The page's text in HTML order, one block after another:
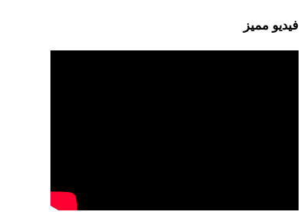
فيديو مميز